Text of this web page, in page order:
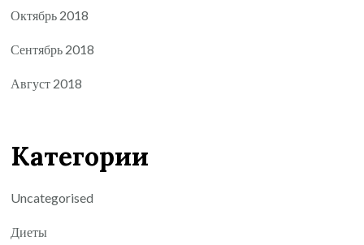
Октябрь 2018
Сентябрь 2018
Август 2018
Категории
Uncategorised
Диеты